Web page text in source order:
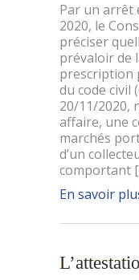
Par un arrêt
2020, le
préciser
prévaloir de
prescription
du code civil
20/11/2020,
affaire, une
marchés
d’un
comportant
En savoir